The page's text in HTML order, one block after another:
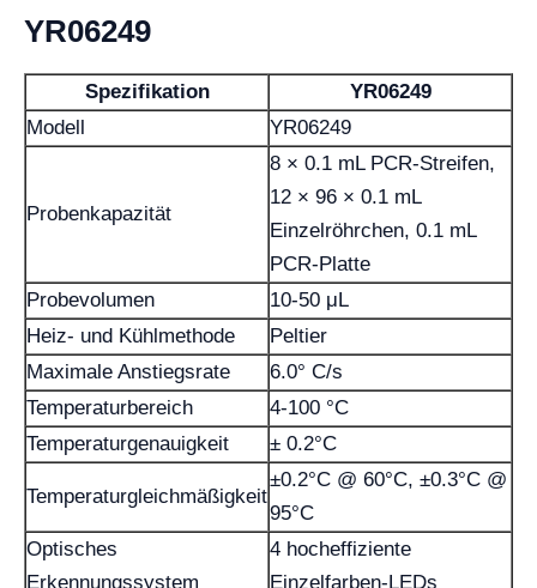
YR06249
Spezifikation
YR06249
Modell
YR06249
Probenkapazität
8 × 0.1 mL PCR-Streifen,
12 × 96 × 0.1 mL
Einzelröhrchen, 0.1 mL
PCR-Platte
Probevolumen
10-50 μL
Heiz- und Kühlmethode
Peltier
Maximale Anstiegsrate
6.0° C/s
Temperaturbereich
4-100 °C
Temperaturgenauigkeit
± 0.2°C
Temperaturgleichmäßigkeit
±0.2°C @ 60°C, ±0.3°C @
95°C
Optisches
Erkennungssystem
4 hocheffiziente
Einzelfarben-LEDs